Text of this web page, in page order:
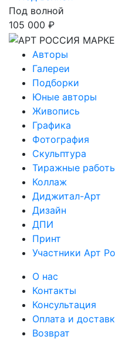
Под волной
105 000 ₽
Авторы
Галереи
Подборки
Юные авторы
Живопись
Графика
Фотография
Скульптура
Тиражные
Коллаж
Диджитал-Арт
Дизайн
ДПИ
Принт
Участники Арт
О нас
Контакты
Консультация
Оплата и
Возврат